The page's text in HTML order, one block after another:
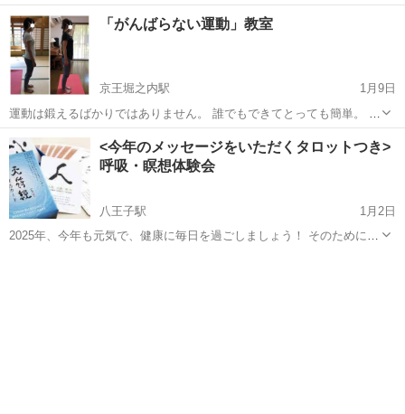
疲れていると感じたならハートチャクラを癒してみましょう！ 胸が苦
しい、呼吸が浅い、背中が痛い、人間関係が疲れる、、 そんな経験あ
りませんか。もし不調を...
東京 八王子市 八王子駅 美容健康 チャクラ
「がんばらない運動」教室
京王堀之内駅
1月9日
運動は鍛えるばかりではありません。 誰でもできてとっても簡単。 そ
れでいて、身体はラク、スムーズに動くようになります。 身に付けた
ら一生モノの健康美習慣。一緒に身に付けませんか？ こんな方にオス
スメです！！！...
東京 八王子市 美容健康 股関節
<今年のメッセージをいただくタロットつき>
呼吸・瞑想体験会
八王子駅
1月2日
2025年、今年も元気で、健康に毎日を過ごしましょう！ そのためには